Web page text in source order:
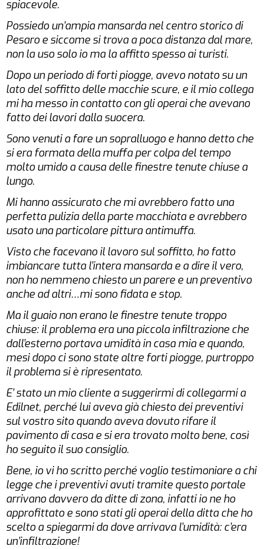
spiacevole.
Possiedo un’ampia mansarda nel centro storico di
Pesaro e siccome si trova a poca distanza dal mare,
non la uso solo io ma la affitto spesso ai turisti.
Dopo un periodo di forti piogge, avevo notato su un
lato del soffitto delle macchie scure, e il mio collega
mi ha messo in contatto con gli operai che avevano
fatto dei lavori dalla suocera.
Sono venuti a fare un sopralluogo e hanno detto che
si era formata della muffa per colpa del tempo
molto umido a causa delle finestre tenute chiuse a
lungo.
Mi hanno assicurato che mi avrebbero fatto una
perfetta pulizia della parte macchiata e avrebbero
usato una particolare pittura antimuffa.
Visto che facevano il lavoro sul soffitto, ho fatto
imbiancare tutta l’intera mansarda e a dire il vero,
non ho nemmeno chiesto un parere e un preventivo
anche ad altri…mi sono fidata e stop.
Ma il guaio non erano le finestre tenute troppo
chiuse: il problema era una piccola infiltrazione che
dall’esterno portava umidità in casa mia e quando,
mesi dopo ci sono state altre forti piogge, purtroppo
il problema si è ripresentato.
E’ stato un mio cliente a suggerirmi di collegarmi a
Edilnet, perché lui aveva già chiesto dei preventivi
sul vostro sito quando aveva dovuto rifare il
pavimento di casa e si era trovato molto bene, così
ho seguito il suo consiglio.
Bene, io vi ho scritto perché voglio testimoniare a chi
legge che i preventivi avuti tramite questo portale
arrivano davvero da ditte di zona, infatti io ne ho
approfittato e sono stati gli operai della ditta che ho
scelto a spiegarmi da dove arrivava l’umidità: c’era
un’infiltrazione!